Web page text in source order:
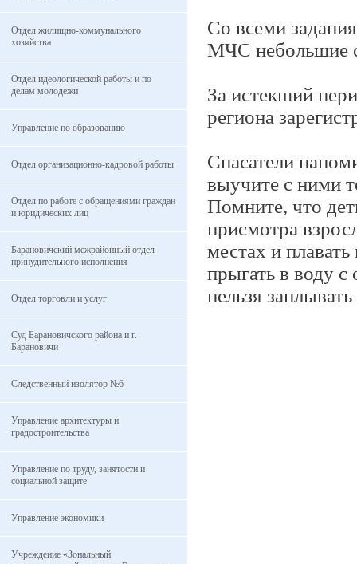
Отдел жилищно-коммунального
хозяйства
Отдел идеологической работы и по
делам молодежи
Управление по образованию
Отдел организационно-кадровой работы
Отдел по работе с обращениями граждан
и юридических лиц
Барановичский межрайонный отдел
принудительного исполнения
Отдел торговли и услуг
Суд Барановичского района и г.
Барановичи
Следственный изолятор №6
Управление архитектуры и
градостроительства
Управление по труду, занятости и
социальной защите
Управление экономики
Учреждение «Зональный
Со всеми
МЧС небольшие
За истекший
региона
Спасатели
выучите с ними
Помните, что
присмотра
местах и
прыгать в воду
нельзя